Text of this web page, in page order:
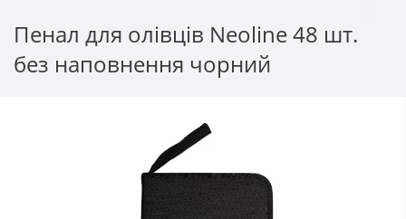
Пенал для олівців Neoline 48 шт.
без наповнення чорний